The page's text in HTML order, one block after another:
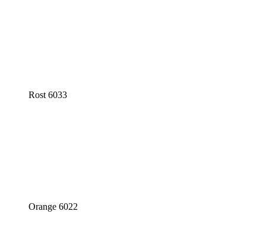
Rost 6033
Orange 6022